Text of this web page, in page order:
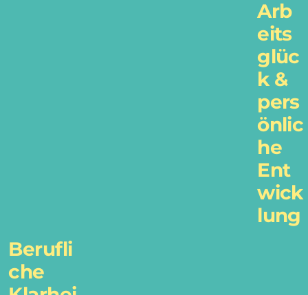
Arb
eits
glüc
k &
pers
önlic
he
Ent
wick
lung
Berufli
che